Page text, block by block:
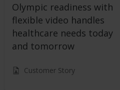
Olympic readiness with
flexible video handles
healthcare needs today
and tomorrow
Customer Story